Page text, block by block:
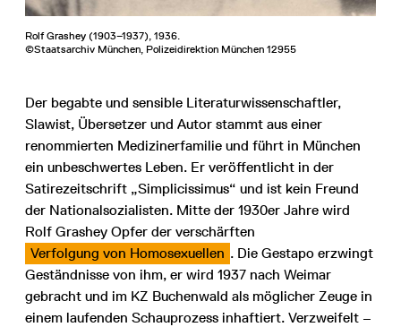
Rolf Grashey (1903–1937), 1936.
©Staatsarchiv München, Polizeidirektion München 12955
Der begabte und sensible Literaturwissenschaftler,
Slawist, Übersetzer und Autor stammt aus einer
renommierten Medizinerfamilie und führt in München
ein unbeschwertes Leben. Er veröffentlicht in der
Satirezeitschrift „Simplicissimus“ und ist kein Freund
der Nationalsozialisten. Mitte der 1930er Jahre wird
Rolf Grashey Opfer der verschärften
Verfolgung von Homosexuellen . Die Gestapo erzwingt
Geständnisse von ihm, er wird 1937 nach Weimar
gebracht und im KZ Buchenwald als möglicher Zeuge in
einem laufenden Schauprozess inhaftiert. Verzweifelt –